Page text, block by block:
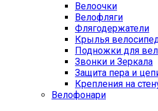
Велоочки
Велофляги
Флягодержатели
Крылья
Подножки для
Звонки и Зеркала
Защита пера и
Крепления на
Велофонари